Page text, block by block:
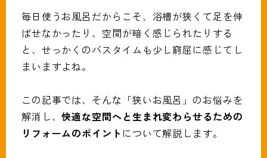
tel.093-691-1319
営業時間:月〜土（9時〜18時）
毎日使うお風呂だからこそ、浴槽が狭くて足を伸
ばせなかったり、空間が暗く感じられたりする
と、せっかくのバスタイムも少し窮屈に感じてし
まいますよね。
この記事では、そんな「狭いお風呂」のお悩みを
解消し、快適な空間へと生まれ変わらせるための
リフォームのポイント について解説します。